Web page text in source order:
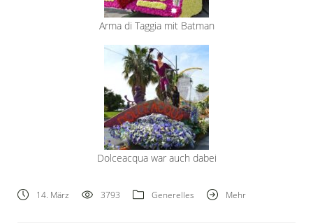
Arma di Taggia mit Batman
Dolceacqua war auch dabei
14. März 3793 Generelles Mehr